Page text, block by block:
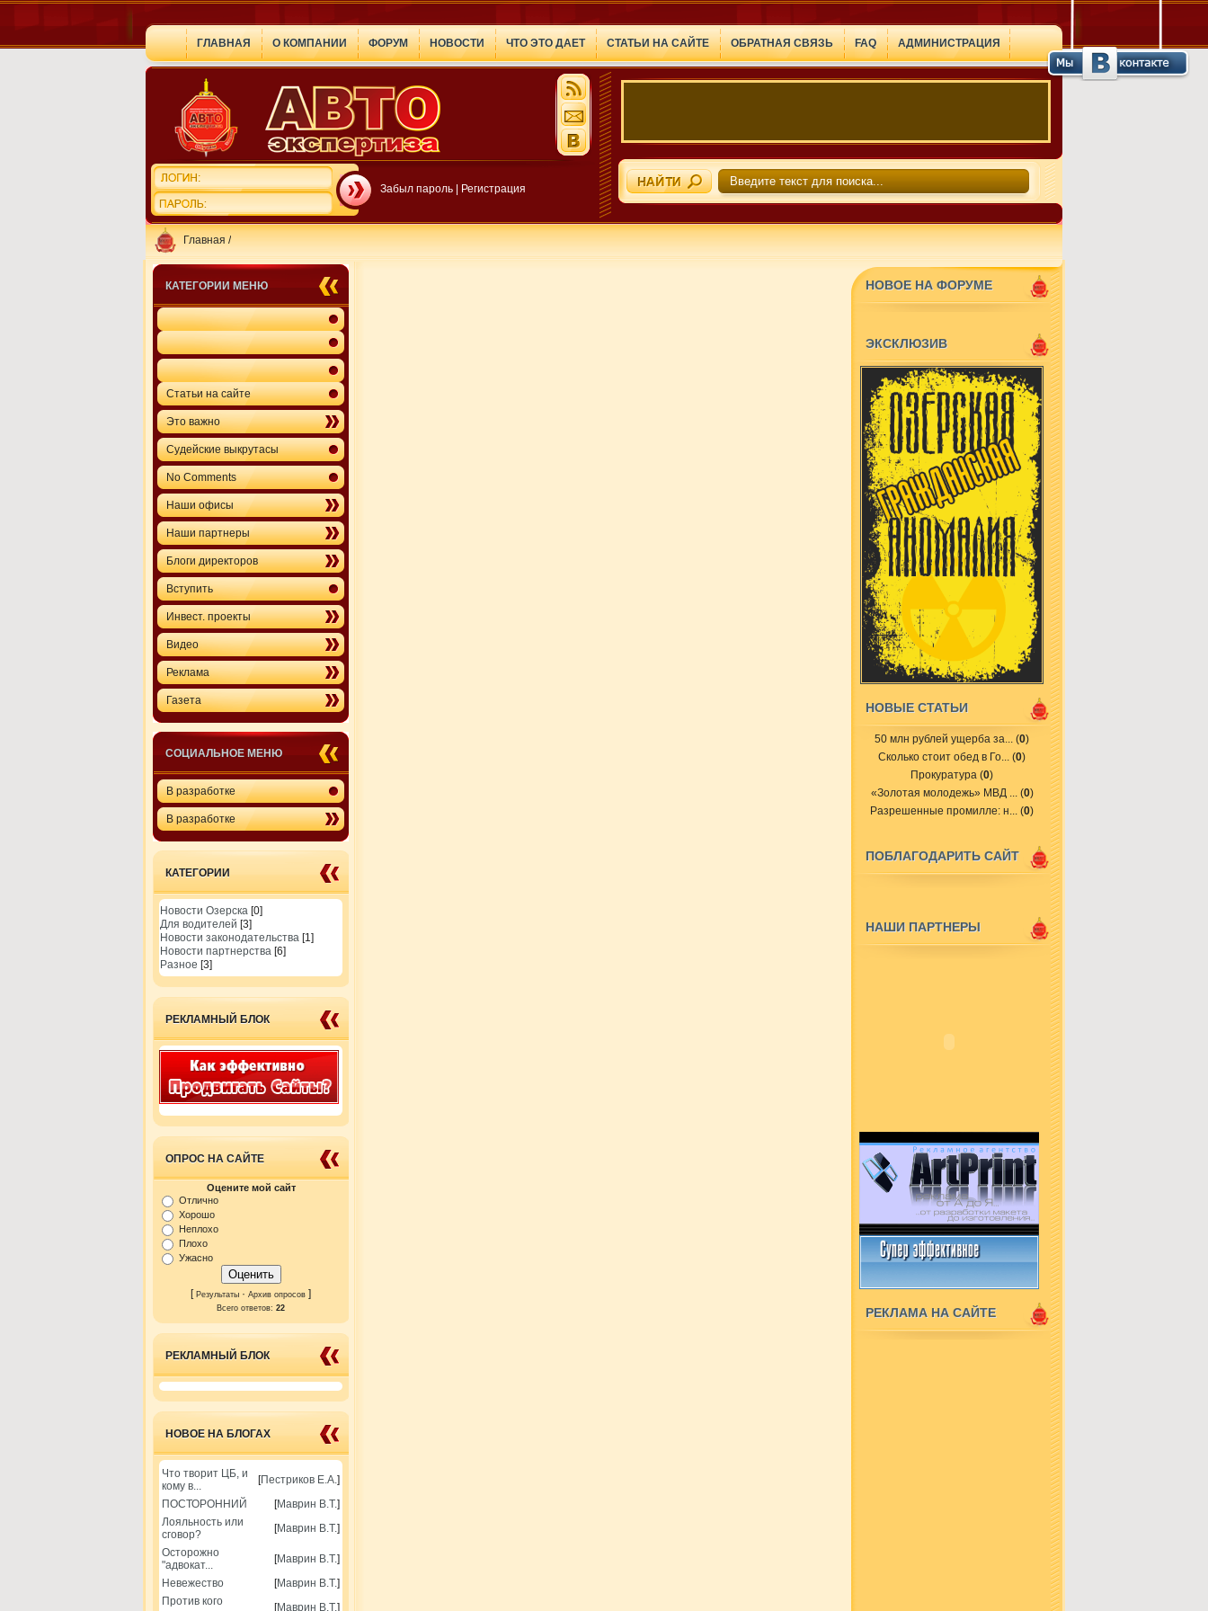
ГЛАВНАЯ О КОМПАНИИ ФОРУМ НОВОСТИ ЧТО ЭТО ДАЕТ СТАТЬИ НА САЙТЕ ОБРАТНАЯ СВЯЗЬ FAQ АДМИНИСТРАЦИЯ
Забыл пароль Регистрация
Главная /
НОВОЕ НА ФОРУМЕ
ЭКСКЛЮЗИВ
НОВЫЕ СТАТЬИ
50 млн рублей ущерба за... (0)
Сколько стоит обед в Го... (0)
Прокуратура (0)
«Золотая молодежь» МВД ... (0)
Разрешенные промилле: н... (0)
ПОБЛАГОДАРИТЬ САЙТ
НАШИ ПАРТНЕРЫ
РЕКЛАМА НА САЙТЕ
КАТЕГОРИИ МЕНЮ
Статьи на сайте
Это важно
Судейские выкрутасы
No Comments
Наши офисы
Наши партнеры
Блоги директоров
Вступить
Инвест. проекты
Видео
Реклама
Газета
СОЦИАЛЬНОЕ МЕНЮ
В разработке
В разработке
КАТЕГОРИИ
Новости Озерска [0]
Для водителей [3]
Новости законодательства [1]
Новости партнерства [6]
Разное [3]
РЕКЛАМНЫЙ БЛОК
ОПРОС НА САЙТЕ
Оцените мой сайт
Отлично
Хорошо
Неплохо
Плохо
Ужасно
[ Результаты · Архив опросов ]
Всего ответов: 22
РЕКЛАМНЫЙ БЛОК
НОВОЕ НА БЛОГАХ
Что творит ЦБ, и
кому в...
[Пестриков Е.А.]
ПОСТОРОННИЙ
[Маврин В.Т.]
Лояльность или
сговор?
[Маврин В.Т.]
Осторожно
"адвокат...
[Маврин В.Т.]
Невежество
[Маврин В.Т.]
Против кого
[Маврин В.Т.]